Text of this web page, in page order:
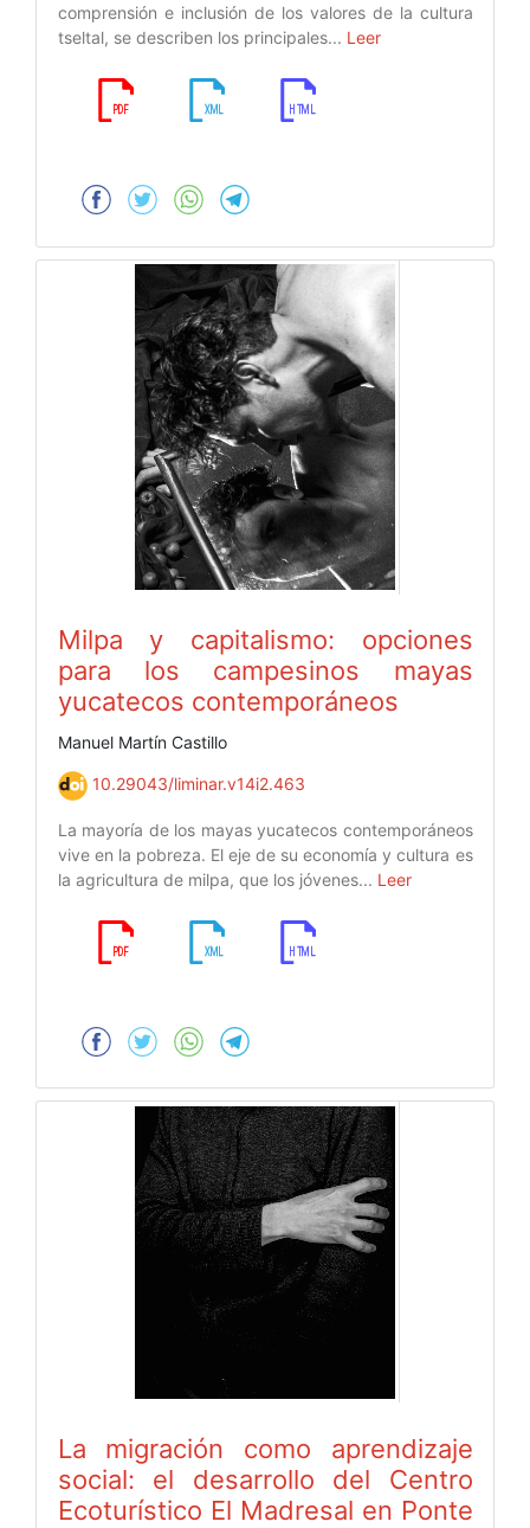
comprensión e inclusión de los valores de la cultura
tseltal, se describen los principales... Leer
Milpa y capitalismo: opciones
para los campesinos mayas
yucatecos contemporáneos
Manuel Martín Castillo
10.29043/liminar.v14i2.463
La mayoría de los mayas yucatecos contemporáneos
vive en la pobreza. El eje de su economía y cultura es
la agricultura de milpa, que los jóvenes... Leer
La migración como aprendizaje
social: el desarrollo del Centro
Ecoturístico El Madresal en Ponte